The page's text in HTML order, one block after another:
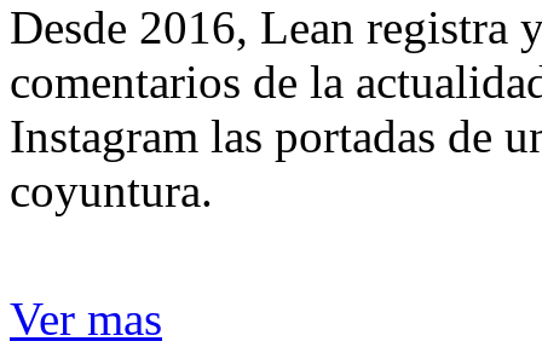
Desde 2016, Lean registra
comentarios de la
Instagram las portadas de
coyuntura.
Ver mas